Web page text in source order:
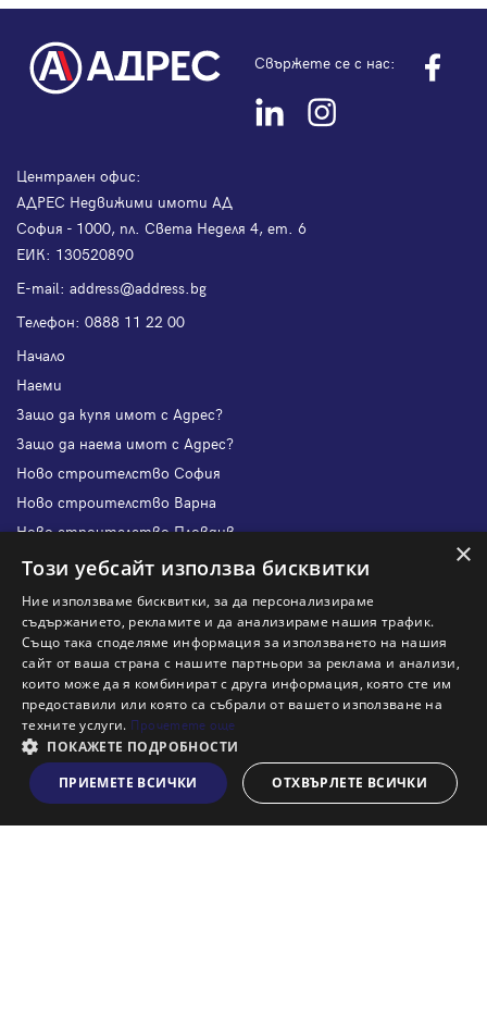
Виж на картата
Свържете се с нас:
Централен офис:
АДРЕС Недвижими имоти АД
София - 1000, пл. Света Неделя 4, ет. 6
ЕИК: 130520890
Е-mail: address@address.bg
Телефон: 0888 11 22 00
Начало
Наеми
Защо да купя имот с Адрес?
Защо да наема имот с Адрес?
Ново строителство София
Ново строителство Варна
Ново строителство Пловдив
Ново строителство Бургас
Защо да отдам имот с Адрес?
Наши офиси
Кариери
Кои сме ние?
Франчайз
Блог
Искаш ли да получаваш актуална информация за пазара
на недвижими имоти?
×
Този уебсайт използва бисквитки
Ние използваме бисквитки, за да персонализираме
съдържанието, рекламите и да анализираме нашия трафик.
Също така споделяме информация за използването на нашия
сайт от ваша страна с нашите партньори за реклама и анализи,
които може да я комбинират с друга информация, която сте им
предоставили или която са събрали от вашето използване на
техните услуги. Прочетете още
ПОКАЖЕТЕ ПОДРОБНОСТИ
ПРИЕМЕТЕ ВСИЧКИ
ОТХВЪРЛЕТЕ ВСИЧКИ